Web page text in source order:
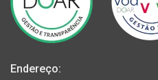
Endereço: